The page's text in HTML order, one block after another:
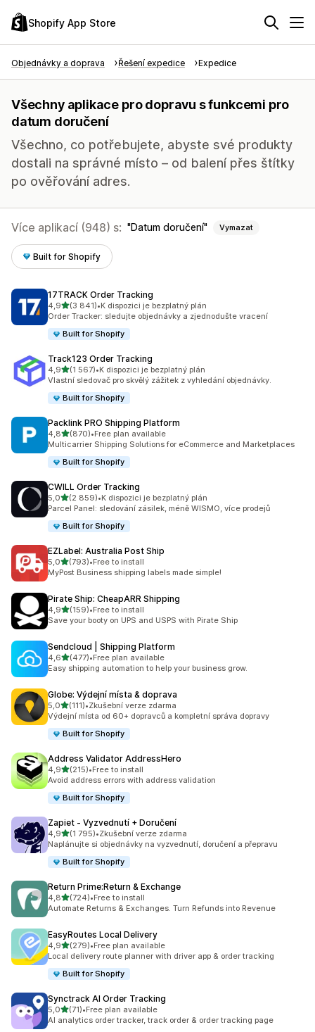
Shopify App Store
Objednávky a doprava Řešení expedice Expedice
Všechny aplikace pro dopravu s funkcemi pro
datum doručení
Všechno, co potřebujete, abyste své produkty
dostali na správné místo – od balení přes štítky
po ověřování adres.
Více aplikací (948) s: Datum doručení Vymazat
Built for Shopify
17TRACK Order Tracking
4,9z 5 hvězd
(3 841)
Celkový počet recenzí: 3841
•K dispozici je bezplatný plán
Order Tracker: sledujte objednávky a zjednodušte vracení
Built for Shopify
Track123 Order Tracking
4,9z 5 hvězd
(1 567)
Celkový počet recenzí: 1567
•K dispozici je bezplatný plán
Vlastní sledovač pro skvělý zážitek z vyhledání objednávky.
Built for Shopify
Packlink PRO Shipping Platform
4,8z 5 hvězd
(870)
Celkový počet recenzí: 870
•Free plan available
Multicarrier Shipping Solutions for eCommerce and Marketplaces
Built for Shopify
CWILL Order Tracking
5,0z 5 hvězd
(2 859)
Celkový počet recenzí: 2859
•K dispozici je bezplatný plán
Parcel Panel: sledování zásilek, méně WISMO, více prodejů
Built for Shopify
EZLabel: Australia Post Ship
5,0z 5 hvězd
(793)
Celkový počet recenzí: 793
•Free to install
MyPost Business shipping labels made simple!
Pirate Ship: CheapARR Shipping
4,9z 5 hvězd
(159)
Celkový počet recenzí: 159
•Free to install
Save your booty on UPS and USPS with Pirate Ship
Sendcloud | Shipping Platform
4,6z 5 hvězd
(477)
Celkový počet recenzí: 477
•Free plan available
Easy shipping automation to help your business grow.
Globe: Výdejní místa & doprava
5,0z 5 hvězd
(111)
Celkový počet recenzí: 111
•Zkušební verze zdarma
Výdejní místa od 60+ dopravců a kompletní správa dopravy
Built for Shopify
Address Validator AddressHero
4,9z 5 hvězd
(215)
Celkový počet recenzí: 215
•Free to install
Avoid address errors with address validation
Built for Shopify
Zapiet ‑ Vyzvednutí + Doručení
4,9z 5 hvězd
(1 795)
Celkový počet recenzí: 1795
•Zkušební verze zdarma
Naplánujte si objednávky na vyzvednutí, doručení a přepravu
Built for Shopify
Return Prime:Return & Exchange
4,8z 5 hvězd
(724)
Celkový počet recenzí: 724
•Free to install
Automate Returns & Exchanges. Turn Refunds into Revenue
EasyRoutes Local Delivery
4,9z 5 hvězd
(279)
Celkový počet recenzí: 279
•Free plan available
Local delivery route planner with driver app & order tracking
Built for Shopify
Synctrack AI Order Tracking
5,0z 5 hvězd
(71)
Celkový počet recenzí: 71
•Free plan available
AI analytics order tracker, track order & order tracking page